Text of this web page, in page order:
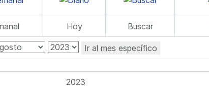
Hoy Buscar
Ir al mes específico
2023